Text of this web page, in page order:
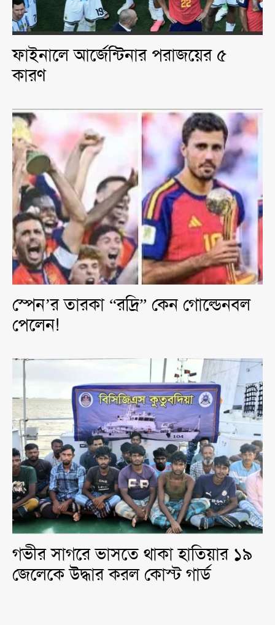
ফাইনালে আর্জেন্টিনার পরাজয়ের ৫
কারণ
স্পেন’র তারকা “রদ্রি” কেন গোল্ডেনবল
পেলেন!
গভীর সাগরে ভাসতে থাকা হাতিয়ার ১৯
জেলেকে উদ্ধার করল কোস্ট গার্ড